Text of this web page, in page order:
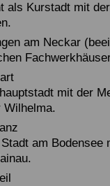
als Kurstadt mit
am Neckar
mit der
Wilhelma.
am Bodensee